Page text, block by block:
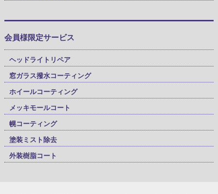
会員様限定サービス
ヘッドライトリペア
窓ガラス撥水コーティング
ホイールコーティング
メッキモールコート
幌コーティング
塗装ミスト除去
外装樹脂コート